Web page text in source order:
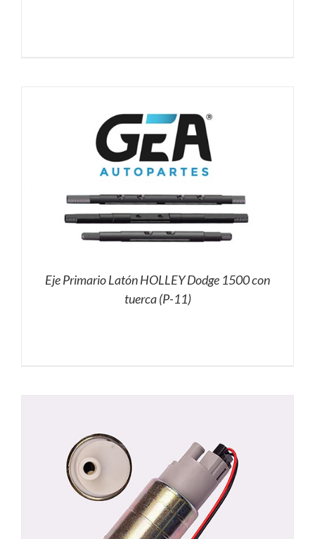
Eje Primario Latón HOLLEY Dodge 1500 con
tuerca (P-11)